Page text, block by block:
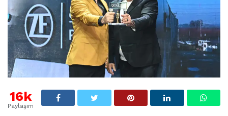
16k
Paylaşım